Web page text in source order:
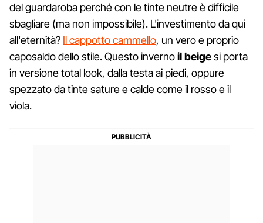
del guardaroba perché con le tinte neutre è difficile
sbagliare (ma non impossibile). L'investimento da qui
all'eternità? Il cappotto cammello, un vero e proprio
caposaldo dello stile. Questo invernoil beigesi porta
in versione total look, dalla testa ai piedi, oppure
spezzato da tinte sature e calde come il rosso e il
viola.